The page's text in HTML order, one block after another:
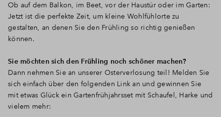
Ob auf dem Balkon, im Beet, vor der Haustür oder im Garten:
Jetzt ist die perfekte Zeit, um kleine Wohlfühlorte zu
gestalten, an denen Sie den Frühling so richtig genießen
können.
Sie möchten sich den Frühling noch schöner machen?
Dann nehmen Sie an unserer Osterverlosung teil! Melden Sie
sich einfach über den folgenden Link an und gewinnen Sie
mit etwas Glück ein Gartenfrühjahrsset mit Schaufel, Harke und
vielem mehr: